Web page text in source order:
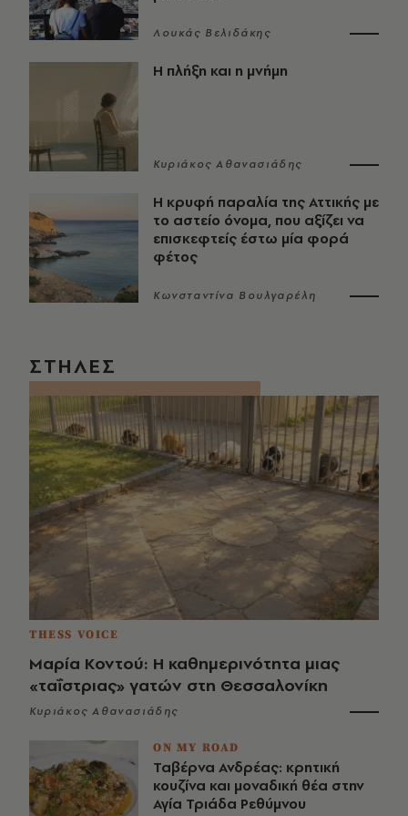
Λουκάς Βελιδάκης
Η πλήξη και η μνήμη
Κυριάκος Αθανασιάδης
Η κρυφή παραλία της Αττικής με
το αστείο όνομα, που αξίζει να
επισκεφτείς έστω μία φορά
φέτος
Κωνσταντίνα Βουλγαρέλη
ΣΤΗΛΕΣ
THESS VOICE
Μαρία Κοντού: Η καθημερινότητα μιας
«ταΐστριας» γατών στη Θεσσαλονίκη
Κυριάκος Αθανασιάδης
ON MY ROAD
Ταβέρνα Ανδρέας: κρητική
κουζίνα και μοναδική θέα στην
Αγία Τριάδα Ρεθύμνου